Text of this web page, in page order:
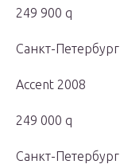
249 900 q
Санкт-Петербург
Accent 2008
249 000 q
Санкт-Петербург